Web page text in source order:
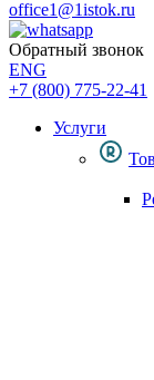
office1@1istok.ru
Обратный звонок
ENG
+7 (800) 775-22-41
Услуги